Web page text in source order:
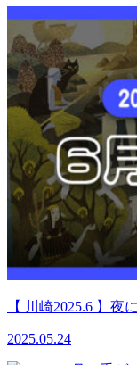
【 川崎2025.6 】夜
2025.05.24